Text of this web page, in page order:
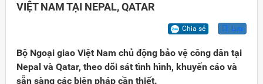
VIỆT NAM TẠI NEPAL, QATAR
Chia sẻ Lưu
Bộ Ngoại giao Việt Nam chủ động bảo vệ công dân tại
Nepal và Qatar, theo dõi sát tình hình, khuyến cáo và
sẵn sàng các biện pháp cần thiết.